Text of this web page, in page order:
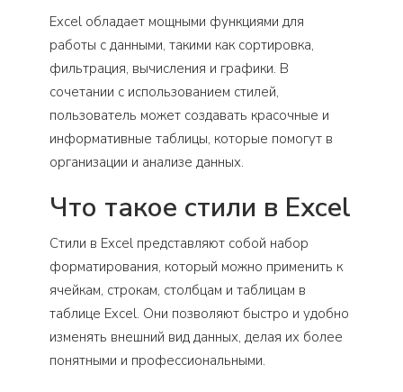
Excel обладает мощными функциями для
работы с данными, такими как сортировка,
фильтрация, вычисления и графики. В
сочетании с использованием стилей,
пользователь может создавать красочные и
информативные таблицы, которые помогут в
организации и анализе данных.
Что такое стили в Excel
Стили в Excel представляют собой набор
форматирования, который можно применить к
ячейкам, строкам, столбцам и таблицам в
таблице Excel. Они позволяют быстро и удобно
изменять внешний вид данных, делая их более
понятными и профессиональными.